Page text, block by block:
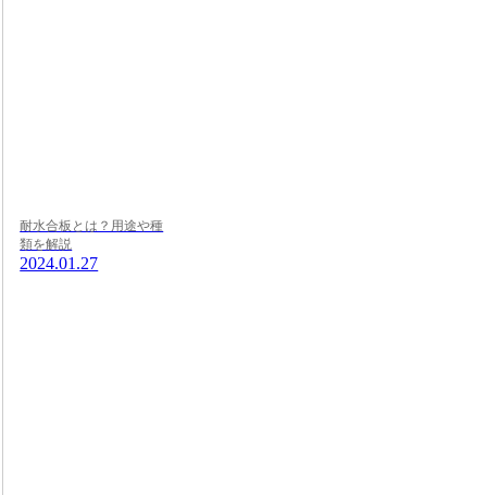
耐水合板とは？用途や種
類を解説
2024.01.27